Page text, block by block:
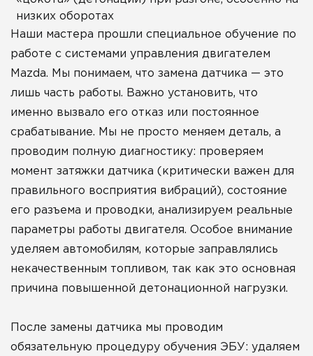
низких оборотах
Наши мастера прошли специальное обучение по
работе с системами управления двигателем
Mazda. Мы понимаем, что замена датчика — это
лишь часть работы. Важно установить, что
именно вызвало его отказ или постоянное
срабатывание. Мы не просто меняем деталь, а
проводим полную диагностику: проверяем
момент затяжки датчика (критически важен для
правильного восприятия вибраций), состояние
его разъема и проводки, анализируем реальные
параметры работы двигателя. Особое внимание
уделяем автомобилям, которые заправлялись
некачественным топливом, так как это основная
причина повышенной детонационной нагрузки.
После замены датчика мы проводим
обязательную процедуру обучения ЭБУ: удаляем